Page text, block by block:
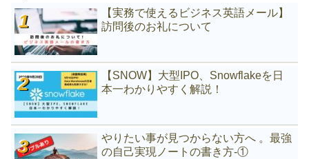
【実務で使えるビジネス英語メール】
訪問後のお礼について
【SNOW】大型IPO、Snowflakeを日
本一わかりやすく解説！
やりたい事が見つからない方へ 。最強
の自己実現ノートの書き方-①